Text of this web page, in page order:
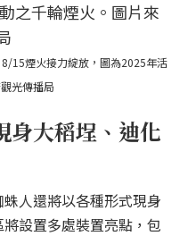
15煙火接力綻放，圖為2025年活
光傳播局
身大稻埕、迪化
人還將以各種形式現身
設置多處裝置亮點，包